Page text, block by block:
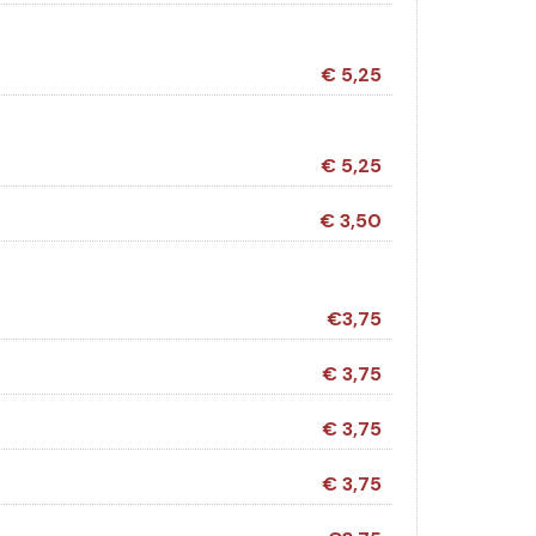
€ 5,25
€ 5,25
€ 3,50
€3,75
€ 3,75
€ 3,75
€ 3,75